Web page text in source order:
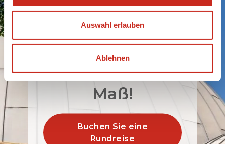
Auswahl erlauben
Ablehnen
Unser
Reisespezialist
gestaltet Ihre
Reise 100% nach
Maß!
Buchen Sie eine
Rundreise